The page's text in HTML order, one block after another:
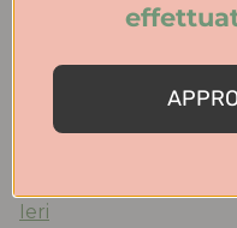
Tutto perfetto. Ritiro
Consigliato.
Ieri